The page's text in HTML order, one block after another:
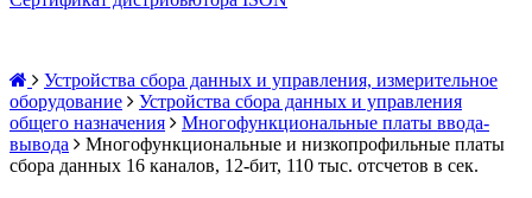
Устройства сбора данных и управления, измерительное
оборудование
Устройства сбора данных и управления
общего назначения
Многофункциональные платы ввода-
вывода
Многофункциональные и низкопрофильные платы
сбора данных 16 каналов, 12-бит, 110 тыс. отсчетов в сек.